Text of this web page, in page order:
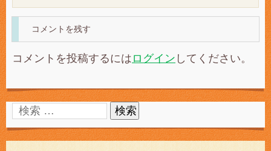
コメントを残す
コメントを投稿するには ログイン してください。